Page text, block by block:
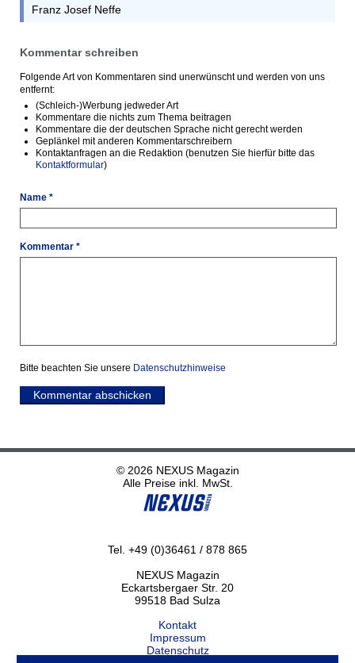
Franz Josef Neffe
Kommentar schreiben
Folgende Art von Kommentaren sind unerwünscht und werden von uns
entfernt:
(Schleich-)Werbung jedweder Art
Kommentare die nichts zum Thema beitragen
Kommentare die der deutschen Sprache nicht gerecht werden
Geplänkel mit anderen Kommentarschreibern
Kontaktanfragen an die Redaktion (benutzen Sie hierfür bitte das
Kontaktformular)
Name *
Kommentar *
Bitte beachten Sie unsere Datenschutzhinweise
Kommentar abschicken
© 2026 NEXUS Magazin
Alle Preise inkl. MwSt.
Tel. +49 (0)36461 / 878 865
NEXUS Magazin
Eckartsbergaer Str. 20
99518 Bad Sulza
Kontakt
Impressum
Datenschutz